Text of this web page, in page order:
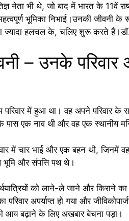
नेता भी थे, जो बाद में भारत के 11वें
भूमिका निभाई।उनकी जीवनी
ज्यादा हलचल के, चलिए शुरू करते
– उनके परिवार
में हुआ था। वह अपने परिवार के
पास एक नाव थी और वह एक स्थानीय
में चार भाई और एक बहन थी,
भूमि और संपत्ति पथ थे।
को लाने-ले जाने और किराने
अपर्याप्त हो गया और
आय बढ़ाने के लिए अखबार बेचना पड़ा।